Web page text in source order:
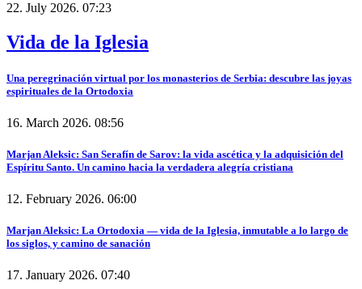
22. July 2026. 07:23
Vida de la Iglesia
Una peregrinación virtual por los monasterios de Serbia: descubre las joyas
espirituales de la Ortodoxia
16. March 2026. 08:56
Marjan Aleksic: San Serafín de Sarov: la vida ascética y la adquisición del
Espíritu Santo. Un camino hacia la verdadera alegría cristiana
12. February 2026. 06:00
Marjan Aleksic: La Ortodoxia — vida de la Iglesia, inmutable a lo largo de
los siglos, y camino de sanación
17. January 2026. 07:40